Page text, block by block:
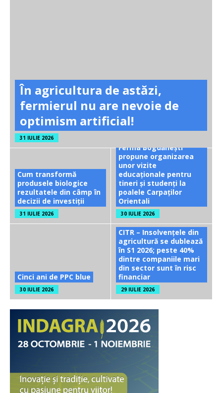
În agricultura de astăzi,
fermierul nu are nevoie de
optimism artificial!
31 IULIE 2026
Cum transformă
produsele biologice
rezultatele din câmp în
decizii de investiții
31 IULIE 2026
Ferma Bogdănești
propune organizarea
unor vizite
educaționale pentru
tineri și studenți la
poalele Carpaților
Orientali
30 IULIE 2026
Cinci ani de PPC blue
30 IULIE 2026
CITR – Insolvențele din
agricultură se dublează
în S1 2026; peste 40%
dintre companiile mari
din sector sunt în risc
financiar
29 IULIE 2026